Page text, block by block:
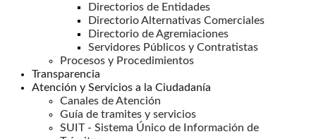
Directorios de Entidades
Directorio Alternativas Comerciales
Directorio de Agremiaciones
Servidores Públicos y Contratistas
Procesos y Procedimientos
Transparencia
Atención y Servicios a la Ciudadanía
Canales de Atención
Guía de tramites y servicios
SUIT - Sistema Único de Información de